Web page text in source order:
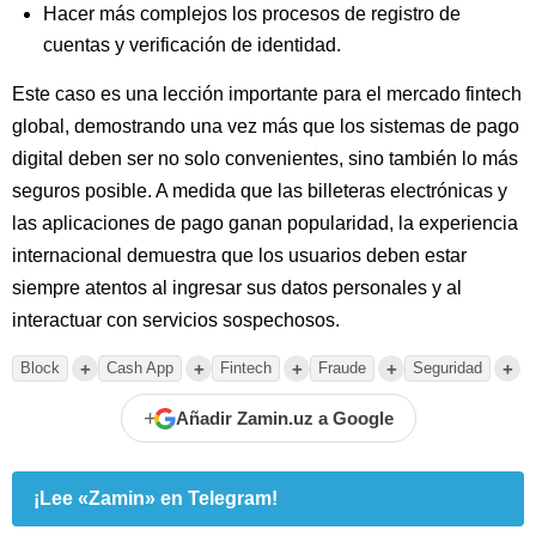
Hacer más complejos los procesos de registro de
cuentas y verificación de identidad.
Este caso es una lección importante para el mercado fintech
global, demostrando una vez más que los sistemas de pago
digital deben ser no solo convenientes, sino también lo más
seguros posible. A medida que las billeteras electrónicas y
las aplicaciones de pago ganan popularidad, la experiencia
internacional demuestra que los usuarios deben estar
siempre atentos al ingresar sus datos personales y al
interactuar con servicios sospechosos.
Block + Cash App + Fintech + Fraude + Seguridad +
+ Añadir Zamin.uz a Google
¡Lee «Zamin» en Telegram!